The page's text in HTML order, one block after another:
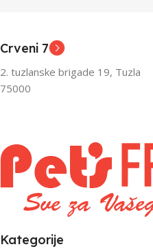
FILTRIRAJ PO TEŽINI
1kg – 3kg
Crveni 7
2. tuzlanske brigade 19, Tuzla
75000
Kategorije